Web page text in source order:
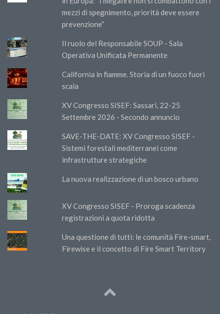
mezzi di spegnimento, priorità deve essere
prevenzione”
Il ruolo del Responsabile SOUP - Sala
Operativa Unificata Permanente
California in fiamme. Storia di un fuoco fuori
scala
XV Congresso SISEF: Sassari, 22-25
Settembre 2026 - Secondo annuncio
SAVE-THE-DATE: XV Congresso SISEF -
Sistemi forestali mediterranei come
infrastrutture strategiche
La nuova realizzazione di un bosco urbano
XV Congresso SISEF - Proroga scadenza
registrazioni a quota ridotta
Una questione di tutti: le comunità Fire-smart,
Firewise e il concetto di Fire Smart Territory